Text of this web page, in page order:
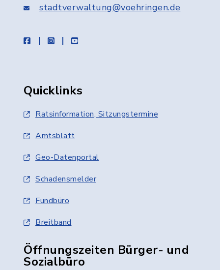
stadtverwaltung@voehringen.de
facebookinstagramyoutube
Quicklinks
Ratsinformation, Sitzungstermine
Amtsblatt
Geo-Datenportal
Schadensmelder
Fundbüro
Breitband
Öffnungszeiten Bürger- und
Sozialbüro